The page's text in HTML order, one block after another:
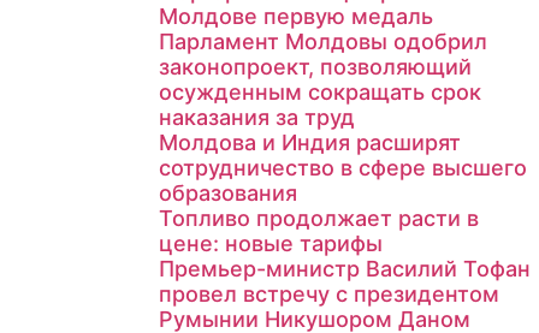
Молдове первую медаль
Парламент Молдовы одобрил
законопроект, позволяющий
осужденным сокращать срок
наказания за труд
Молдова и Индия расширят
сотрудничество в сфере высшего
образования
Топливо продолжает расти в
цене: новые тарифы
Премьер-министр Василий Тофан
провел встречу с президентом
Румынии Никушором Даном